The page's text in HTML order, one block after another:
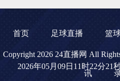
首页 足球直播 篮
讯
Copyright 2026 24直播网 All
2026年05月09日11时22分21